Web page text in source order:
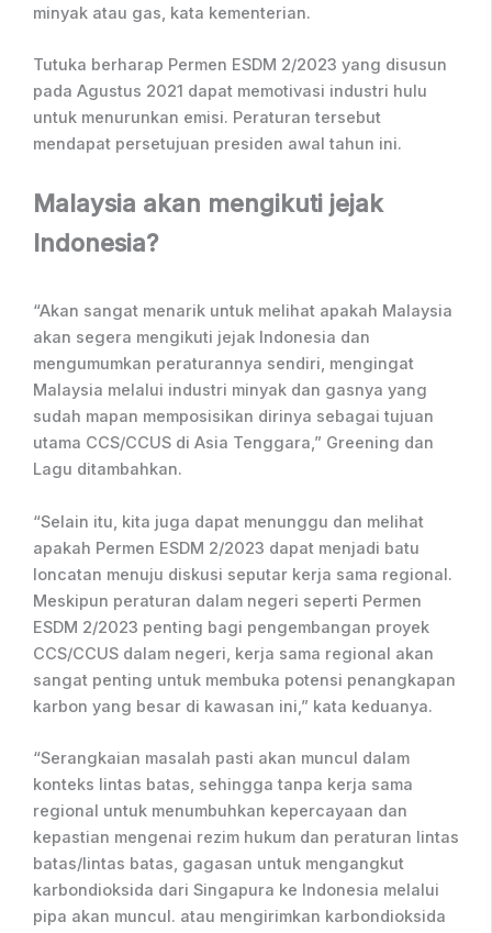
minyak atau gas, kata kementerian.
Tutuka berharap Permen ESDM 2/2023 yang disusun
pada Agustus 2021 dapat memotivasi industri hulu
untuk menurunkan emisi. Peraturan tersebut
mendapat persetujuan presiden awal tahun ini.
Malaysia akan mengikuti jejak
Indonesia?
“Akan sangat menarik untuk melihat apakah Malaysia
akan segera mengikuti jejak Indonesia dan
mengumumkan peraturannya sendiri, mengingat
Malaysia melalui industri minyak dan gasnya yang
sudah mapan memposisikan dirinya sebagai tujuan
utama CCS/CCUS di Asia Tenggara,” Greening dan
Lagu ditambahkan.
“Selain itu, kita juga dapat menunggu dan melihat
apakah Permen ESDM 2/2023 dapat menjadi batu
loncatan menuju diskusi seputar kerja sama regional.
Meskipun peraturan dalam negeri seperti Permen
ESDM 2/2023 penting bagi pengembangan proyek
CCS/CCUS dalam negeri, kerja sama regional akan
sangat penting untuk membuka potensi penangkapan
karbon yang besar di kawasan ini,” kata keduanya.
“Serangkaian masalah pasti akan muncul dalam
konteks lintas batas, sehingga tanpa kerja sama
regional untuk menumbuhkan kepercayaan dan
kepastian mengenai rezim hukum dan peraturan lintas
batas/lintas batas, gagasan untuk mengangkut
karbondioksida dari Singapura ke Indonesia melalui
pipa akan muncul. atau mengirimkan karbondioksida